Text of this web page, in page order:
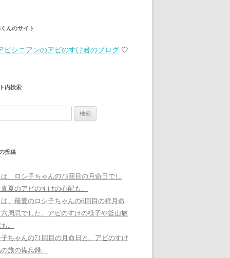
んのサイト
ビシニアンのアビのすけ君のブログ ♡
内検索
投稿
、ロシ子ちゃんの73回目の月命日でし
夏のアビのすけの心配も。
、最愛のロシ子ちゃんの6回目の祥月命
周忌でした。アビのすけの様子や釜山旅
。
ちゃんの71回目の月命日と、アビのすけ
旅の備忘録。